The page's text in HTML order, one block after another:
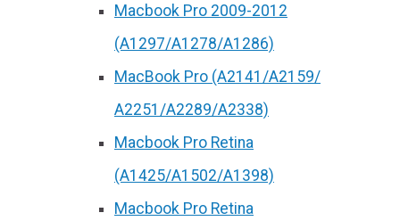
Macbook Pro 2009-2012
(A1297/A1278/A1286)
MacBook Pro (А2141/А2159/
А2251/A2289/A2338)
Macbook Pro Retina
(А1425/A1502/A1398)
Macbook Pro Retina